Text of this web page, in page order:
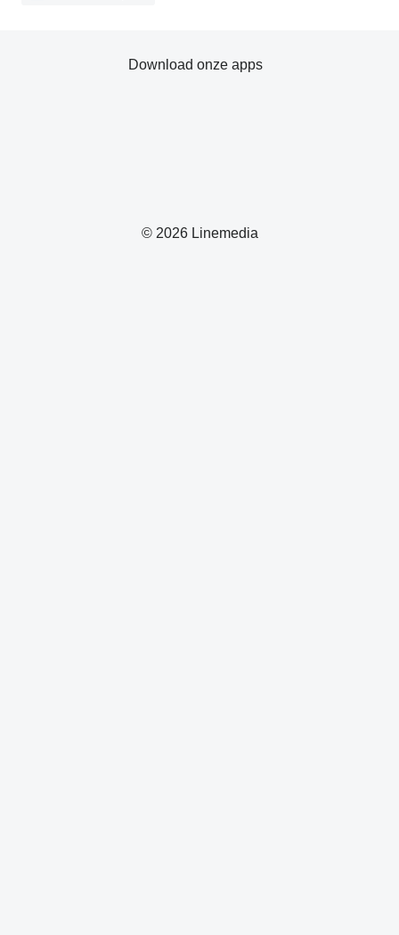
© 2026 Linemedia
Download onze apps